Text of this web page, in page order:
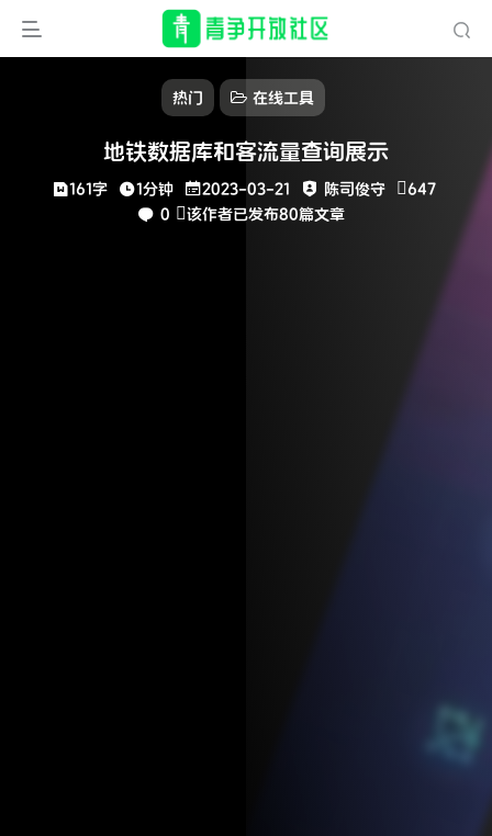
热门 在线工具
地铁数据库和客流量查询展示
161字 1分钟 2023-03-21 陈司俊守
647
0
该作者已发布80篇文章